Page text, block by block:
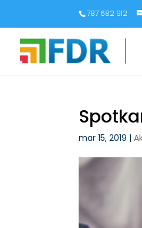
787 682 912
mar 15, 2019 |